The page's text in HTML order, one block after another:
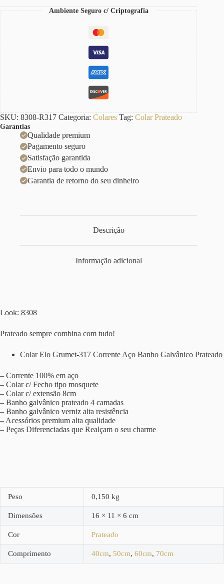
Ambiente Seguro c/ Criptografia
SKU: 8308-R317 Categoria: Colares Tag: Colar Prateado
Garantias
Qualidade premium
Pagamento seguro
Satisfação garantida
Envio para todo o mundo
Garantia de retorno do seu dinheiro
Descrição
Informação adicional
Look: 8308
Prateado sempre combina com tudo!
Colar Elo Grumet-317 Corrente Aço Banho Galvânico Prateado
– Corrente 100% em aço
– Colar c/ Fecho tipo mosquete
– Colar c/ extensão 8cm
– Banho galvânico prateado 4 camadas
– Banho galvânico verniz alta resistência
– Acessórios premium alta qualidade
– Peças Diferenciadas que Realçam o seu charme
Peso 0,150 kg
Dimensões 16 × 11 × 6 cm
Cor Prateado
Comprimento 40cm, 50cm, 60cm, 70cm